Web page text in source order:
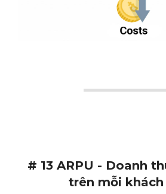
# 13 ARPU - Doanh
trên mỗi khách